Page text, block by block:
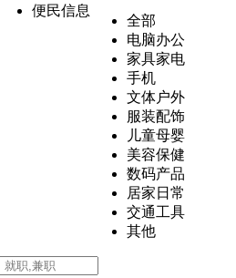
便民信息
全部
电脑办公
家具家电
手机
文体户外
服装配饰
儿童母婴
美容保健
数码产品
居家日常
交通工具
其他